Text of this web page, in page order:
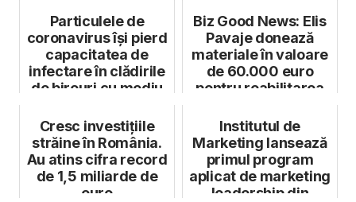
Particulele de
coronavirus își pierd
capacitatea de
infectare în clădirile
de birouri cu mediu
Biz Good News: Elis
Pavaje donează
materiale în valoare
de 60.000 euro
pentru reabilitarea
Cresc investițiile
străine în România.
Au atins cifra record
de 1,5 miliarde de
euro
Institutul de
Marketing lansează
primul program
aplicat de marketing
leadership din